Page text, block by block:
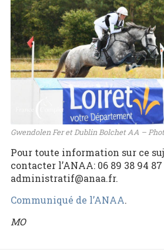
Gwendolen Fer et Dublin Bolchet AA –
Pour toute information sur ce
contacter l’ANAA: 06 89 38 94 87
administratif@anaa.fr.
Communiqué de l’ANAA.
MO